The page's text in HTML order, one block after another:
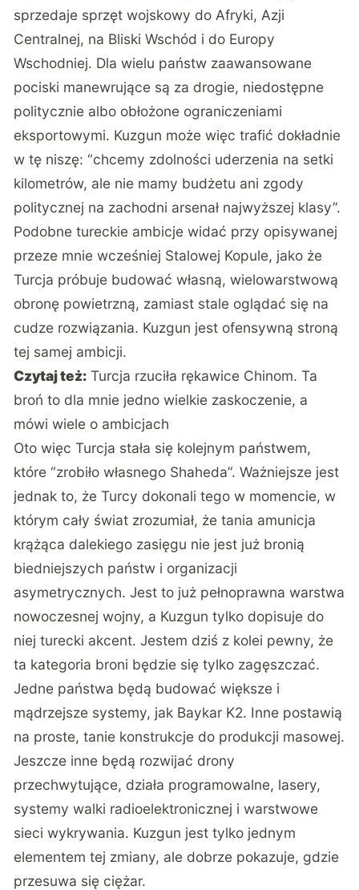
sprzedaje sprzęt wojskowy do Afryki, Azji
Centralnej, na Bliski Wschód i do Europy
Wschodniej. Dla wielu państw zaawansowane
pociski manewrujące są za drogie, niedostępne
politycznie albo obłożone ograniczeniami
eksportowymi. Kuzgun może więc trafić dokładnie
w tę niszę: “chcemy zdolności uderzenia na setki
kilometrów, ale nie mamy budżetu ani zgody
politycznej na zachodni arsenał najwyższej klasy”.
Podobne tureckie ambicje widać przy opisywanej
przeze mnie wcześniej Stalowej Kopule, jako że
Turcja próbuje budować własną, wielowarstwową
obronę powietrzną, zamiast stale oglądać się na
cudze rozwiązania. Kuzgun jest ofensywną stroną
tej samej ambicji.
Czytaj też: Turcja rzuciła rękawice Chinom. Ta
broń to dla mnie jedno wielkie zaskoczenie, a
mówi wiele o ambicjach
Oto więc Turcja stała się kolejnym państwem,
które “zrobiło własnego Shaheda”. Ważniejsze jest
jednak to, że Turcy dokonali tego w momencie, w
którym cały świat zrozumiał, że tania amunicja
krążąca dalekiego zasięgu nie jest już bronią
biedniejszych państw i organizacji
asymetrycznych. Jest to już pełnoprawna warstwa
nowoczesnej wojny, a Kuzgun tylko dopisuje do
niej turecki akcent. Jestem dziś z kolei pewny, że
ta kategoria broni będzie się tylko zagęszczać.
Jedne państwa będą budować większe i
mądrzejsze systemy, jak Baykar K2. Inne postawią
na proste, tanie konstrukcje do produkcji masowej.
Jeszcze inne będą rozwijać drony
przechwytujące, działa programowalne, lasery,
systemy walki radioelektronicznej i warstwowe
sieci wykrywania. Kuzgun jest tylko jednym
elementem tej zmiany, ale dobrze pokazuje, gdzie
przesuwa się ciężar.